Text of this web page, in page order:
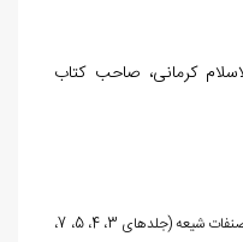
کرمانی، صاحب کتاب
• آقابزرگ طهرانی، محمدمحسن. (1372). مصنفات شیعه (جلدهای 3، 4، 5، 7،